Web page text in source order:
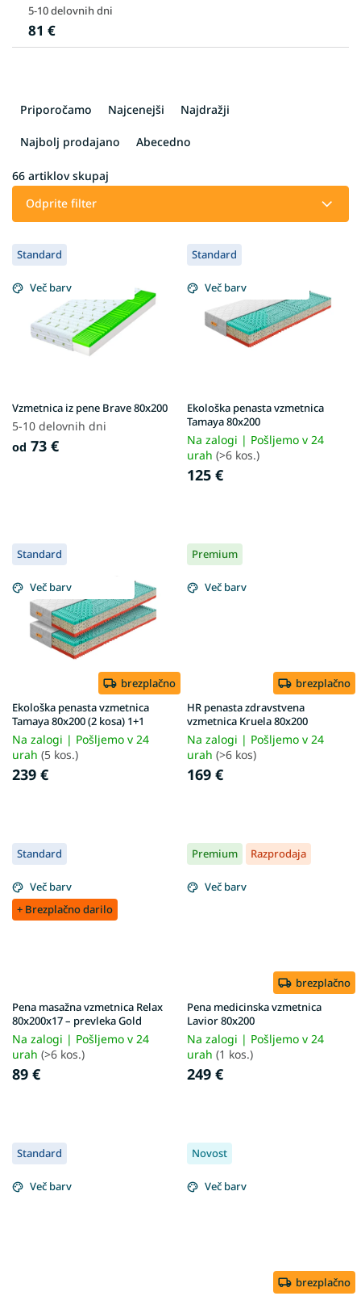
5-10 delovnih dni
81 €
š
j
e
i
v
Priporočamo Najcenejši Najdražji
Najbolj prodajano Abecedno
66 artiklov skupaj
Odprite filter
L
i
s
t
d
u
c
t
Standard
Več barv
Vzmetnica iz pene Brave 80x200
5-10 delovnih dni
od 73 €
Standard
Več barv
Ekološka penasta vzmetnica
Tamaya 80x200
Na zalogi | Pošljemo v 24
urah (>6 kos.)
125 €
Standard
Več barv
brezplačno
Ekološka penasta vzmetnica
Tamaya 80x200 (2 kosa) 1+1
Na zalogi | Pošljemo v 24
urah (5 kos.)
239 €
Premium
Več barv
brezplačno
HR penasta zdravstvena
vzmetnica Kruela 80x200
Na zalogi | Pošljemo v 24
urah (>6 kos)
169 €
Standard
Več barv
+ Brezplačno darilo
Pena masažna vzmetnica Relax
80x200x17 – prevleka Gold
Na zalogi | Pošljemo v 24
urah (>6 kos.)
89 €
Premium Razprodaja
Več barv
brezplačno
Pena medicinska vzmetnica
Lavior 80x200
Na zalogi | Pošljemo v 24
urah (1 kos.)
249 €
Standard
Več barv
Novost
Več barv
brezplačno